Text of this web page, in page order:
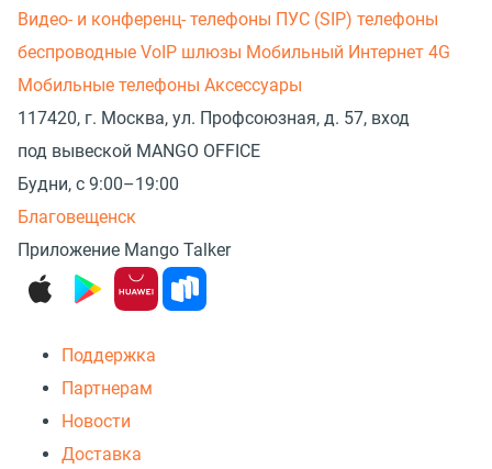
Видео- и конференц- телефоны ПУС (SIP) телефоны
беспроводные VoIP шлюзы Мобильный Интернет 4G
Мобильные телефоны Аксессуары
117420, г. Москва, ул. Профсоюзная, д. 57, вход
под вывеской MANGO OFFICE
Будни, с 9:00–19:00
Благовещенск
Приложение Mango Talker
Поддержка
Партнерам
Новости
Доставка